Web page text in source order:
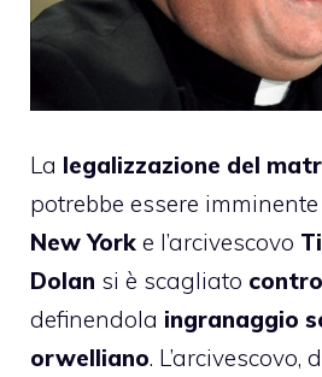
La legalizzazione del
potrebbe essere
New York e l’arcivescovo
Dolan si è scagliato
definendola ingranaggio
orwelliano. L’arcivescovo,